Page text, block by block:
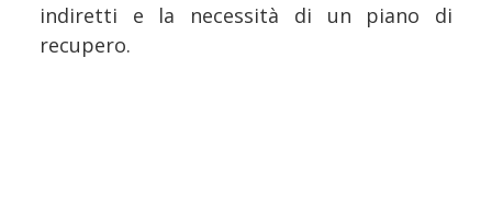
indiretti e la necessità di un piano di
recupero.